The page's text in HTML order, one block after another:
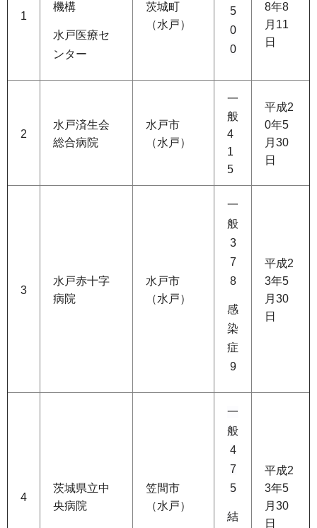
1
機構
水戸医療セ
ンター
茨城町
（水戸）
5
0
0
8年8
月11
日
2
水戸済生会
総合病院
水戸市
（水戸）
一
般
4
1
5
平成2
0年5
月30
日
3
水戸赤十字
病院
水戸市
（水戸）
一
般
3
7
8
感
染
症
9
平成2
3年5
月30
日
4
茨城県立中
央病院
笠間市
（水戸）
一
般
4
7
5
結
平成2
3年5
月30
日